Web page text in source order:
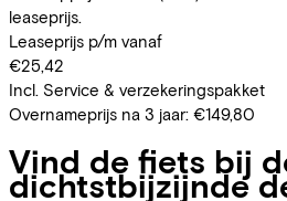
leaseprijs.
Leaseprijs p/m vanaf
€25,42
Incl. Service & verzekeringspakket
Overnameprijs na 3 jaar: €149,80
Vind de fiets bij
dichtstbijzijnde